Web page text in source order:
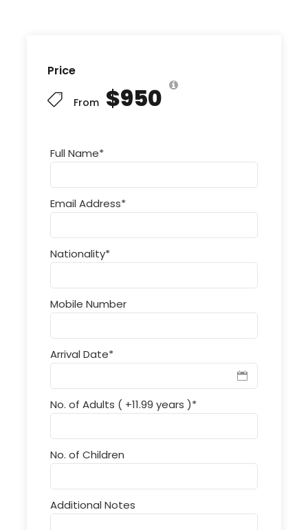
Price
From $950
Full Name*
Email Address*
Nationality*
Mobile Number
Arrival Date*
No. of Adults ( +11.99 years )*
No. of Children
Additional Notes